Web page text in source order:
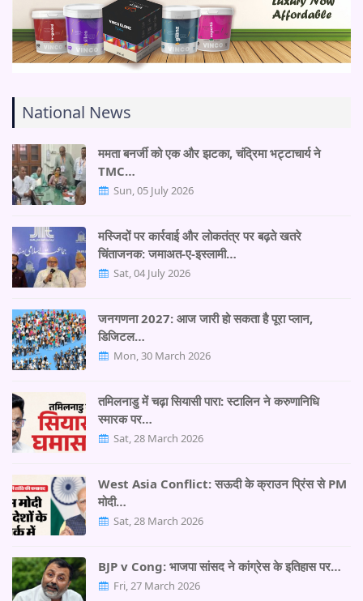
National News
ममता बनर्जी को एक और झटका, चंद्रिमा भट्टाचार्य ने
TMC…
Sun, 05 July 2026
मस्जिदों पर कार्रवाई और लोकतंत्र पर बढ़ते खतरे
चिंताजनक: जमाअत-ए-इस्लामी…
Sat, 04 July 2026
जनगणना 2027: आज जारी हो सकता है पूरा प्लान,
डिजिटल…
Mon, 30 March 2026
तमिलनाडु में चढ़ा सियासी पारा: स्टालिन ने करुणानिधि
स्मारक पर…
Sat, 28 March 2026
West Asia Conflict: सऊदी के क्राउन प्रिंस से PM
मोदी…
Sat, 28 March 2026
BJP v Cong: भाजपा सांसद ने कांग्रेस के इतिहास पर…
Fri, 27 March 2026